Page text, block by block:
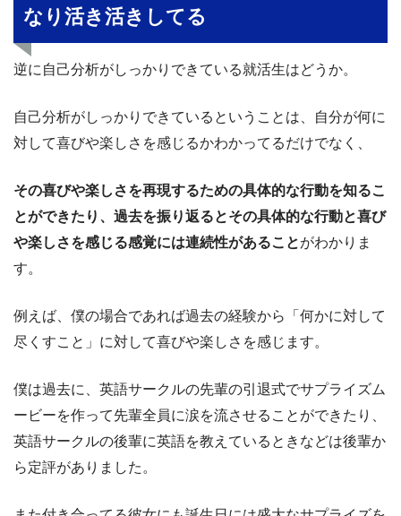
なり活き活きしてる
逆に自己分析がしっかりできている就活生はどうか。
自己分析がしっかりできているということは、自分が何に
対して喜びや楽しさを感じるかわかってるだけでなく、
その喜びや楽しさを再現するための具体的な行動を知るこ
とができたり、過去を振り返るとその具体的な行動と喜び
や楽しさを感じる感覚には連続性があることがわかりま
す。
例えば、僕の場合であれば過去の経験から「何かに対して
尽くすこと」に対して喜びや楽しさを感じます。
僕は過去に、英語サークルの先輩の引退式でサプライズム
ービーを作って先輩全員に涙を流させることができたり、
英語サークルの後輩に英語を教えているときなどは後輩か
ら定評がありました。